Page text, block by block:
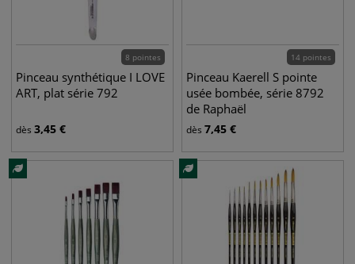
8 pointes
Pinceau synthétique I LOVE
ART, plat série 792
dès 3,45 €
14 pointes
Pinceau Kaerell S pointe
usée bombée, série 8792
de Raphaël
dès 7,45 €